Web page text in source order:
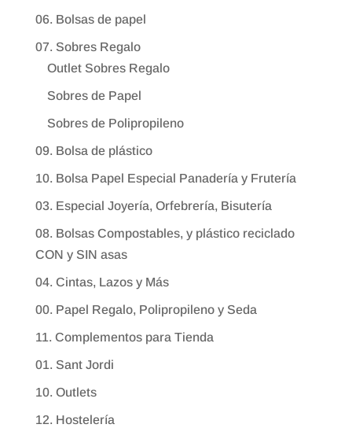
06. Bolsas de papel
07. Sobres Regalo
Outlet Sobres Regalo
Sobres de Papel
Sobres de Polipropileno
09. Bolsa de plástico
10. Bolsa Papel Especial Panadería y Frutería
03. Especial Joyería, Orfebrería, Bisutería
08. Bolsas Compostables, y plástico reciclado
CON y SIN asas
04. Cintas, Lazos y Más
00. Papel Regalo, Polipropileno y Seda
11. Complementos para Tienda
01. Sant Jordi
10. Outlets
12. Hostelería